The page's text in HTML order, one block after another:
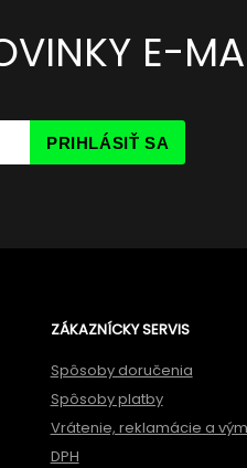
E-
PRIHLÁSIŤ SA
ZÁKAZNÍCKY SERVIS
Spôsoby doručenia
Spôsoby platby
Vrátenie, reklamácie a
DPH